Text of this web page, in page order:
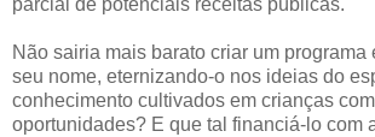
parcial de potenciais receitas públicas.
Não sairia mais barato criar um
seu nome, eternizando-o nos ideias do
conhecimento cultivados em crianças
oportunidades? E que tal financiá-lo com